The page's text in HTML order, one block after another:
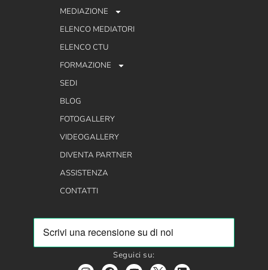
MEDIAZIONE
ELENCO MEDIATORI
ELENCO CTU
FORMAZIONE
SEDI
BLOG
FOTOGALLERY
VIDEOGALLERY
DIVENTA PARTNER
ASSISTENZA
CONTATTI
Seguici su: